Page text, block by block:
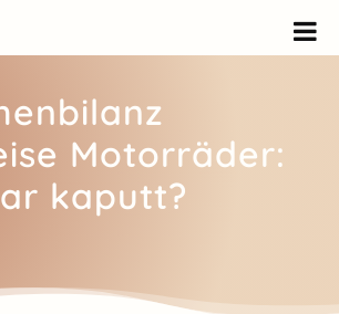
Motorräder:
kaputt?